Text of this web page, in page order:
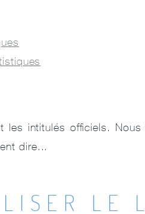
les intitulés officiels. Nous
dire...
LE